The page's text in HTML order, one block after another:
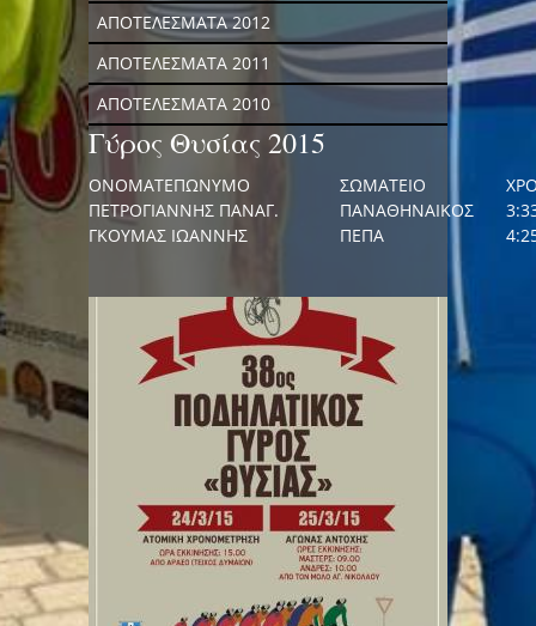
ΑΠΟΤΕΛΕΣΜΑΤΑ 2012
ΑΠΟΤΕΛΕΣΜΑΤΑ 2011
ΑΠΟΤΕΛΕΣΜΑΤΑ 2010
Γύρος Θυσίας 2015
ΟΝΟΜΑΤΕΠΩΝΥΜΟ ΣΩΜΑΤΕΙΟ
ΠΕΤΡΟΓΙΑΝΝΗΣ ΠΑΝΑΓ.
ΠΑΝΑΘΗΝΑΙΚΟΣ
ΓΚΟΥΜΑΣ ΙΩΑΝΝΗΣ
ΠΕΠΑ